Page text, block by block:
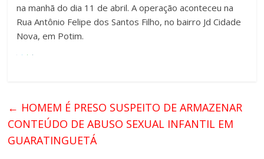
na manhã do dia 11 de abril. A operação aconteceu na
Rua Antônio Felipe dos Santos Filho, no bairro Jd Cidade
Nova, em Potim.
← HOMEM É PRESO SUSPEITO DE ARMAZENAR
CONTEÚDO DE ABUSO SEXUAL INFANTIL EM
GUARATINGUETÁ